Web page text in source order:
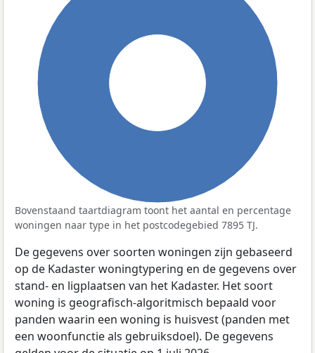
Bovenstaand taartdiagram toont het aantal en percentage
woningen naar type in het postcodegebied 7895 TJ.
De gegevens over soorten woningen zijn gebaseerd
op de Kadaster woningtypering en de gegevens over
stand- en ligplaatsen van het Kadaster. Het soort
woning is geografisch-algoritmisch bepaald voor
panden waarin een woning is huisvest (panden met
een woonfunctie als gebruiksdoel). De gegevens